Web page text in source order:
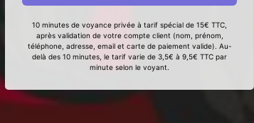
10 minutes de voyance privée à tarif spécial de 15€ TTC,
après validation de votre compte client (nom, prénom,
téléphone, adresse, email et carte de paiement valide). Au-
delà des 10 minutes, le tarif varie de 3,5€ à 9,5€ TTC par
minute selon le voyant.